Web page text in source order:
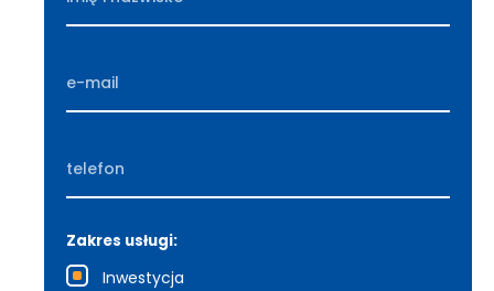
Zakres usługi:
Inwestycja